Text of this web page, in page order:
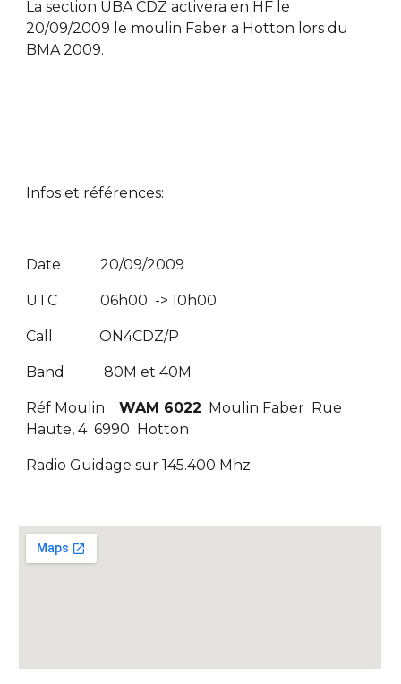
La section UBA CDZ activera en HF le
20/09/2009 le moulin Faber a Hotton lors du
BMA 2009.
Infos et références:
Date 20/09/2009
UTC 06h00 -> 10h00
Call ON4CDZ/P
Band 80M et 40M
Réf MoulinWAM 6022 Moulin Faber Rue
Haute, 4 6990 Hotton
Radio Guidage sur 145.400 Mhz